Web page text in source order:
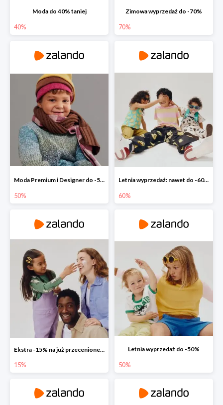
Moda do 40% taniej
40%
Zimowa wyprzedaż do -70%
70%
Moda Premium i Designer do -50%
50%
Letnia wyprzedaż: nawet do -60%
60%
Ekstra -15% na już przecenione produkty 🧚‍♂️✨
15%
Letnia wyprzedaż do -50%
50%